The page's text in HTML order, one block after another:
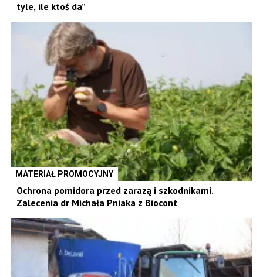
tyle, ile ktoś da”
MATERIAŁ PROMOCYJNY
Ochrona pomidora przed zarazą i szkodnikami.
Zalecenia dr Michała Pniaka z Biocont